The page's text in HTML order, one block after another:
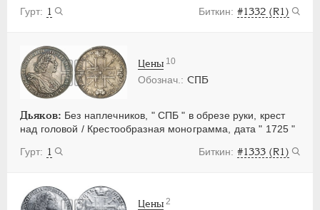
1
#1332 (R1)
СПБ
Дьяков: Без наплечников, " СПБ " в обрезе руки, крест
над головой / Крестообразная монограмма, дата " 1725 "
1
#1333 (R1)
Цены 10
Цены 2